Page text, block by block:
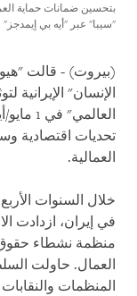
بتحسين ضمانات حماية
"سيبا" عبر "أيه بي إيمدجز"
(بيروت) - قالت
الإنسان" الإيرانية
العالمي" في 1 مايو/أيار 2022، إن العمال
تحديات اقتصادية
العمالية.
خلال السنوات
في إيران، ازدادت
منظمة نشطاء حقوق
العمال. حاولت
المنظمات